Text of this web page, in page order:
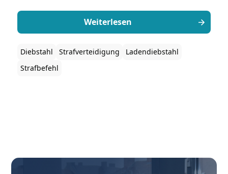
drohende Strafmaß sowie die Abgrenzung zu
anderen Eigentumsdelikten.
Weiterlesen
Diebstahl Strafverteidigung
Ladendiebstahl
Strafbefehl